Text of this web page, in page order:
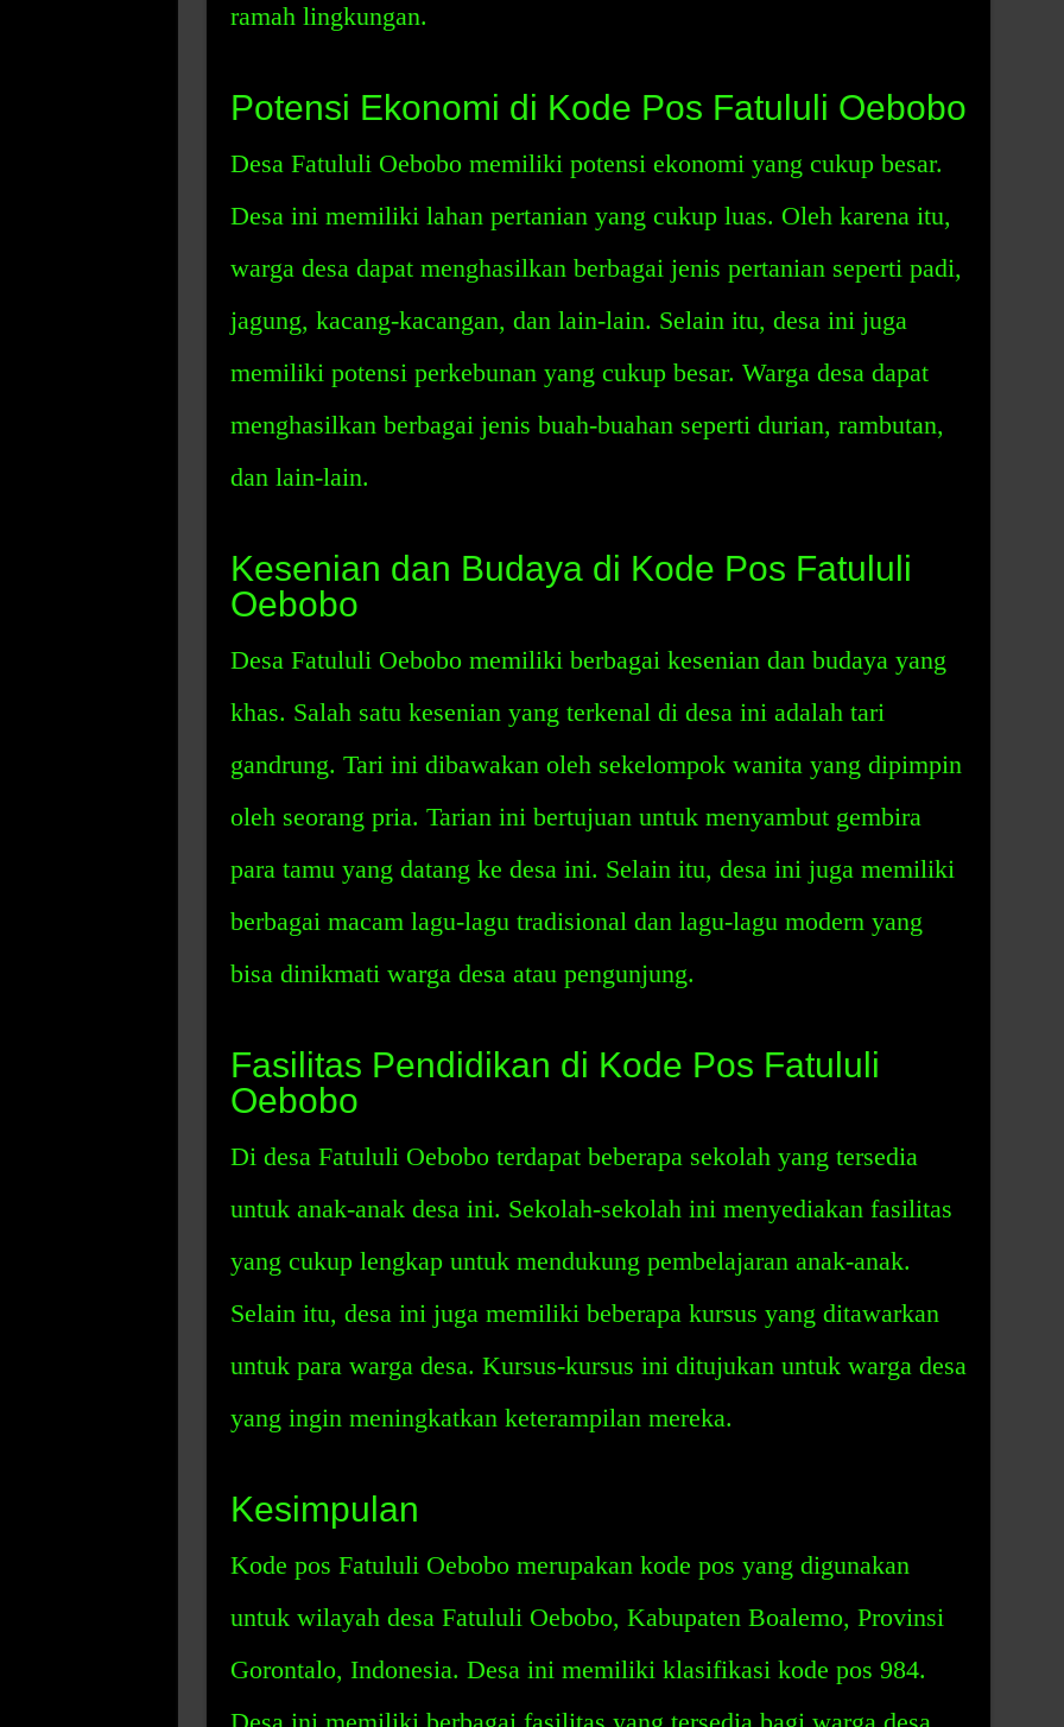
ramah lingkungan.
Potensi Ekonomi di Kode Pos Fatululi Oebobo
Desa Fatululi Oebobo memiliki potensi ekonomi yang cukup besar.
Desa ini memiliki lahan pertanian yang cukup luas. Oleh karena itu,
warga desa dapat menghasilkan berbagai jenis pertanian seperti padi,
jagung, kacang-kacangan, dan lain-lain. Selain itu, desa ini juga
memiliki potensi perkebunan yang cukup besar. Warga desa dapat
menghasilkan berbagai jenis buah-buahan seperti durian, rambutan,
dan lain-lain.
Kesenian dan Budaya di Kode Pos Fatululi
Oebobo
Desa Fatululi Oebobo memiliki berbagai kesenian dan budaya yang
khas. Salah satu kesenian yang terkenal di desa ini adalah tari
gandrung. Tari ini dibawakan oleh sekelompok wanita yang dipimpin
oleh seorang pria. Tarian ini bertujuan untuk menyambut gembira
para tamu yang datang ke desa ini. Selain itu, desa ini juga memiliki
berbagai macam lagu-lagu tradisional dan lagu-lagu modern yang
bisa dinikmati warga desa atau pengunjung.
Fasilitas Pendidikan di Kode Pos Fatululi
Oebobo
Di desa Fatululi Oebobo terdapat beberapa sekolah yang tersedia
untuk anak-anak desa ini. Sekolah-sekolah ini menyediakan fasilitas
yang cukup lengkap untuk mendukung pembelajaran anak-anak.
Selain itu, desa ini juga memiliki beberapa kursus yang ditawarkan
untuk para warga desa. Kursus-kursus ini ditujukan untuk warga desa
yang ingin meningkatkan keterampilan mereka.
Kesimpulan
Kode pos Fatululi Oebobo merupakan kode pos yang digunakan
untuk wilayah desa Fatululi Oebobo, Kabupaten Boalemo, Provinsi
Gorontalo, Indonesia. Desa ini memiliki klasifikasi kode pos 984.